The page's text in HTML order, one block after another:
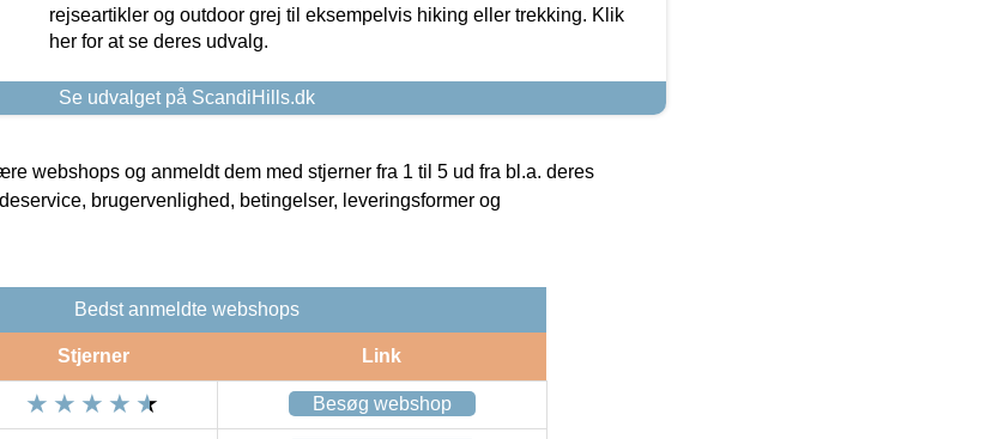
rejseartikler og outdoor grej til eksempelvis hiking eller trekking. Klik
her for at se deres udvalg.
Se udvalget på ScandiHills.dk
webshops og anmeldt dem med stjerner fra 1 til 5 ud fra bl.a. deres
brugervenlighed, betingelser, leveringsformer og
Bedst anmeldte webshops
Stjerner Link
Besøg webshop